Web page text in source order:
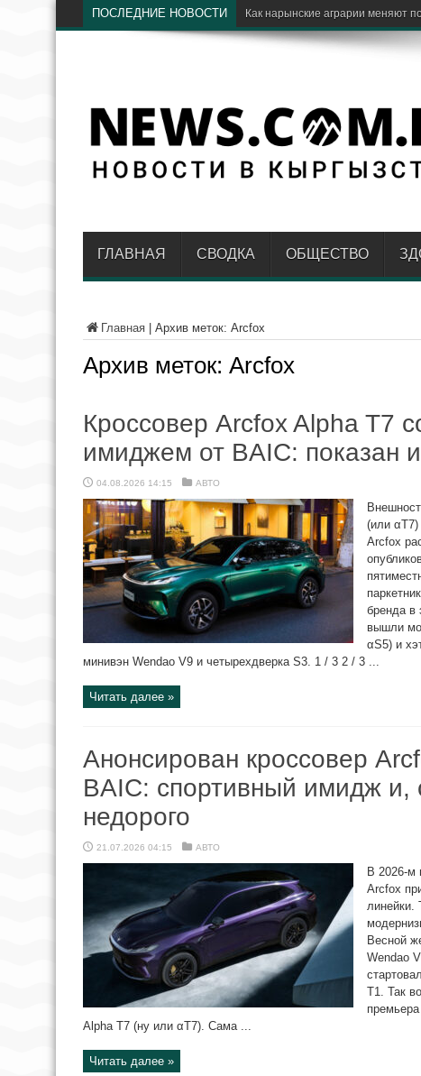
ПОСЛЕДНИЕ НОВОСТИ Чолпон-Ата примет междунар
ГЛАВНАЯ СВОДКА ОБЩЕСТВО
Главная Архив меток: Arcfox
Архив меток: Arcfox
Кроссовер Arcfox Alpha T7
имиджем от BAIC: показан
04.08.2026 14:15 АВТО
(или
Arcfox
бренда в
вышли
αS5) и
минивэн Wendao V9 и четырехдверка S3. 1 / 3 2 / 3 ...
Читать далее »
Анонсирован кроссовер
BAIC: спортивный имидж и,
недорого
21.07.2026 04:15 АВТО
В 2026-м
Arcfox
линейки.
Весной
Wendao
T1. Так
Alpha T7 (ну или αT7). Сама ...
Читать далее »